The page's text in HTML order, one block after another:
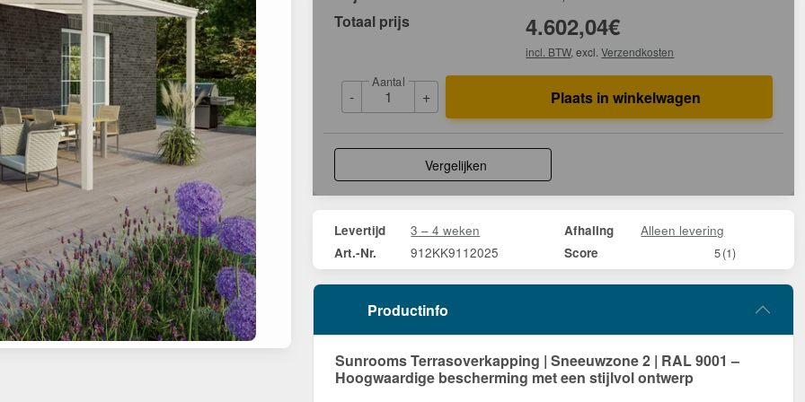
Totaal prijs
4.602,04€
incl. BTW, excl.Verzendkosten
-
Aantal
+ Plaats in winkelwagen
Vergelijken
Levertijd 3 – 4 weken Afhaling Alleen levering
Art.-Nr. 912KK9112025 Score 5(1)
Productinfo
Sunrooms Terrasoverkapping | Sneeuwzone 2 | RAL 9001 –
Hoogwaardige bescherming met een stijlvol ontwerp